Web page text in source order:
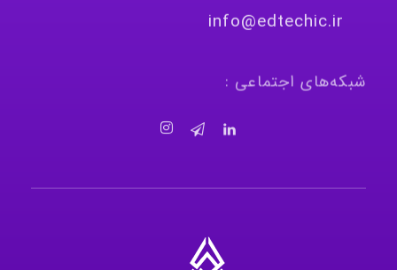
info@edtechic.ir
شبکه‌های اجتماعی :